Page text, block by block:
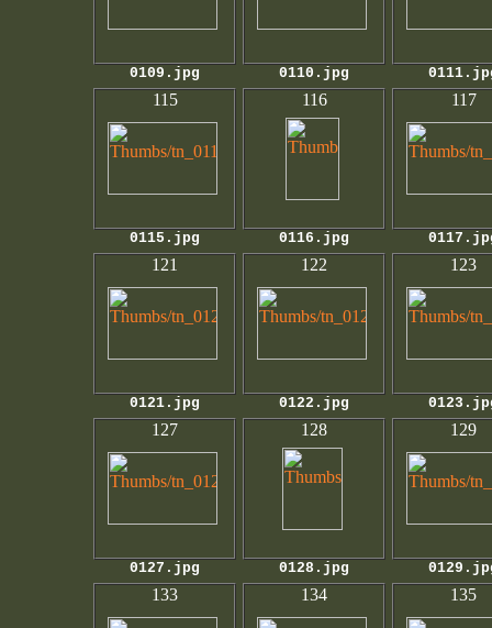
0109.jpg 0110.jpg
115
0115.jpg
116
0116.jpg
117
121
0121.jpg
122
0122.jpg
123
127
0127.jpg
128
0128.jpg
129
133 134 135